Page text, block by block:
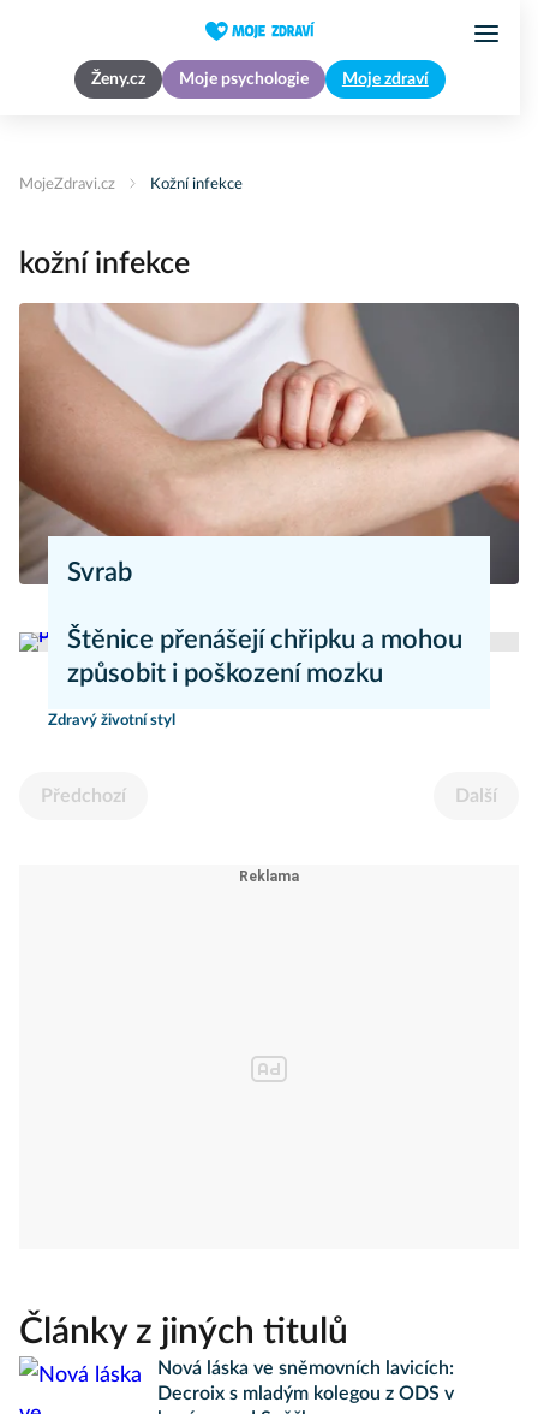
Ženy.cz Moje psychologie Moje zdraví
MojeZdravi.cz Kožní infekce
kožní infekce
Svrab
Štěnice přenášejí chřipku a mohou
způsobit i poškození mozku
Zdravý životní styl
Předchozí Další
Články z jiných titulů
Nová láska ve sněmovních lavicích:
Decroix s mladým kolegou z ODS v